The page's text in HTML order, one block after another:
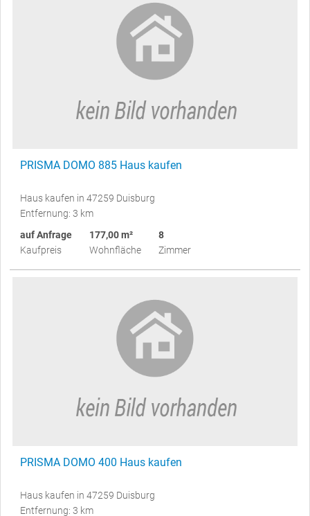
PRISMA DOMO 885 Haus kaufen
Haus kaufen in 47259 Duisburg
Entfernung: 3 km
auf Anfrage
Kaufpreis
177,00 m²
Wohnfläche
8
Zimmer
PRISMA DOMO 400 Haus kaufen
Haus kaufen in 47259 Duisburg
Entfernung: 3 km